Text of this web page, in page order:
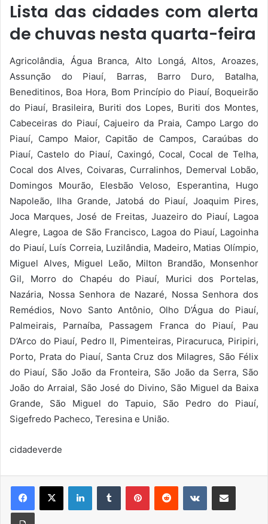
Lista das cidades com alerta
de chuvas nesta quarta-feira
Agricolândia, Água Branca, Alto Longá, Altos, Aroazes,
Assunção do Piauí, Barras, Barro Duro, Batalha,
Beneditinos, Boa Hora, Bom Princípio do Piauí, Boqueirão
do Piauí, Brasileira, Buriti dos Lopes, Buriti dos Montes,
Cabeceiras do Piauí, Cajueiro da Praia, Campo Largo do
Piauí, Campo Maior, Capitão de Campos, Caraúbas do
Piauí, Castelo do Piauí, Caxingó, Cocal, Cocal de Telha,
Cocal dos Alves, Coivaras, Curralinhos, Demerval Lobão,
Domingos Mourão, Elesbão Veloso, Esperantina, Hugo
Napoleão, Ilha Grande, Jatobá do Piauí, Joaquim Pires,
Joca Marques, José de Freitas, Juazeiro do Piauí, Lagoa
Alegre, Lagoa de São Francisco, Lagoa do Piauí, Lagoinha
do Piauí, Luís Correia, Luzilândia, Madeiro, Matias Olímpio,
Miguel Alves, Miguel Leão, Milton Brandão, Monsenhor
Gil, Morro do Chapéu do Piauí, Murici dos Portelas,
Nazária, Nossa Senhora de Nazaré, Nossa Senhora dos
Remédios, Novo Santo Antônio, Olho D’Água do Piauí,
Palmeirais, Parnaíba, Passagem Franca do Piauí, Pau
D’Arco do Piauí, Pedro II, Pimenteiras, Piracuruca, Piripiri,
Porto, Prata do Piauí, Santa Cruz dos Milagres, São Félix
do Piauí, São João da Fronteira, São João da Serra, São
João do Arraial, São José do Divino, São Miguel da Baixa
Grande, São Miguel do Tapuio, São Pedro do Piauí,
Sigefredo Pacheco, Teresina e União.
cidadeverde
LinkedinTumblr PinterestReddit VK Compartilhar via e-mail
Imprimir